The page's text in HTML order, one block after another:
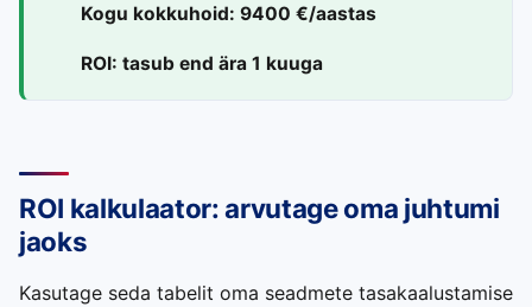
Kogu kokkuhoid: 9400 €/aastas
ROI: tasub end ära 1 kuuga
ROI kalkulaator: arvutage oma juhtumi
jaoks
Kasutage seda tabelit oma seadmete tasakaalustamise